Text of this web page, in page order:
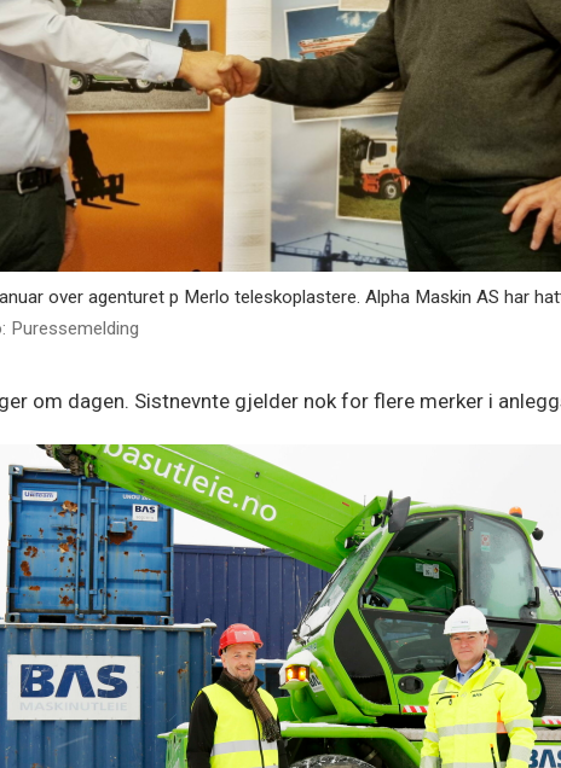
over agenturet p Merlo teleskoplastere. Alpha Maskin AS har
Puressemelding
om dagen. Sistnevnte gjelder nok for flere merker i